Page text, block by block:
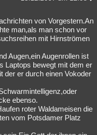
von Vorgestern.An
man,als man schon vor
mit Hirnströmen
Augen,ein Augenrollen ist
Laptops bewegt mit dem er
der er durch einen Vokoder
ebenso.
roter Waldameisen die
vom Potsdamer Platz